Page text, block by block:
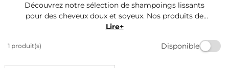
Découvrez notre sélection de shampoings lissants
pour des cheveux doux et soyeux. Nos produits de
qualité professionnelle vous offrent une expérience de
vos besoins capillaires chez Marionnaud. Offrez-vous
Lire+
1 produit(s) Disponible